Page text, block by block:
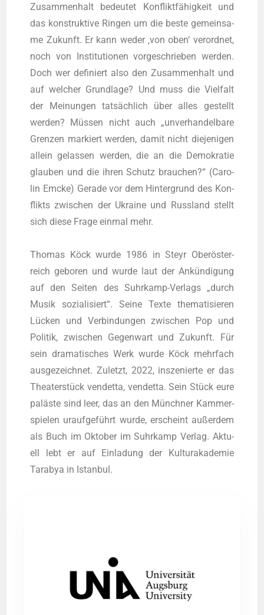
Zusam­men­halt bedeu­tet Kon­flikt­fä­hig­keit und
das kon­struk­ti­ve Rin­gen um die bes­te gemein­sa­
me Zukunft. Er kann weder ‚von oben‘ ver­ord­net,
noch von Insti­tu­tio­nen vor­ge­schrie­ben wer­den.
Doch wer defi­niert also den Zusam­men­halt und
auf wel­cher Grund­la­ge? Und muss die Viel­falt
der Mei­nun­gen tat­säch­lich über alles gestellt
wer­den? Müs­sen nicht auch „unver­han­del­ba­re
Gren­zen mar­kiert wer­den, damit nicht die­je­ni­gen
allein gelas­sen wer­den, die an die Demo­kra­tie
glau­ben und die ihren Schutz brau­chen?“ (Caro­
lin Emcke) Gera­de vor dem Hin­ter­grund des Kon­
flikts zwi­schen der Ukrai­ne und Russ­land stellt
sich die­se Fra­ge ein­mal mehr.
Tho­mas Köck wur­de 1986 in Steyr Ober­ös­ter­
reich gebo­ren und wur­de laut der Ankün­di­gung
auf den Sei­ten des Suhr­kamp-Ver­lags „durch
Musik sozia­li­siert“. Sei­ne Tex­te the­ma­ti­sie­ren
Lücken und Ver­bin­dun­gen zwi­schen Pop und
Poli­tik, zwi­schen Gegen­wart und Zukunft. Für
sein dra­ma­ti­sches Werk wur­de Köck mehr­fach
aus­ge­zeich­net. Zuletzt, 2022, insze­nier­te er das
Thea­ter­stück ven­det­ta, ven­det­ta. Sein Stück eure
paläs­te sind leer, das an den Münch­ner Kam­mer­
spie­len urauf­ge­führt wur­de, erscheint außer­dem
als Buch im Okto­ber im Suhr­kamp Ver­lag. Aktu­
ell lebt er auf Ein­la­dung der Kul­tur­aka­de­mie
Tara­bya in Istanbul.